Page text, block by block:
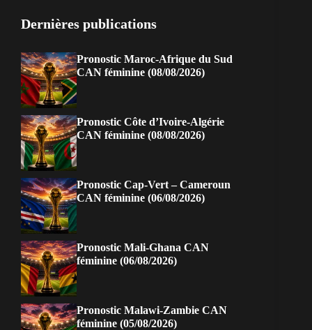
Dernières publications
Pronostic Maroc-Afrique du Sud
CAN féminine (08/08/2026)
Pronostic Côte d’Ivoire-Algérie
CAN féminine (08/08/2026)
Pronostic Cap-Vert – Cameroun
CAN féminine (06/08/2026)
Pronostic Mali-Ghana CAN
féminine (06/08/2026)
Pronostic Malawi-Zambie CAN
féminine (05/08/2026)